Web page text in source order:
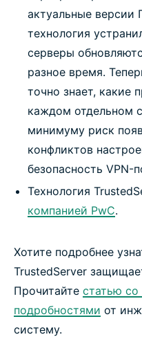
актуальные версии
технология
серверы
разное время.
точно знает, какие
каждом отдельном
минимуму риск
конфликтов
безопасность VPN-
Технология
компанией PwC.
Хотите подробнее
TrustedServer
Прочитайте статью
подробностями от
систему.